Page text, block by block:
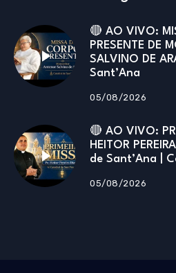
🔴 AO VIVO:
PRESENTE DE
SALVINO DE
Sant’Ana
05/08/2026
🔴 AO VIVO:
HEITOR
de Sant’Ana |
05/08/2026